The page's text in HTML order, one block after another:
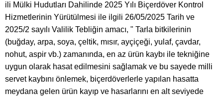
ili Mülki Hudutları Dahilinde 2025 Yılı Biçerdöver Kontrol
Hizmetlerinin Yürütülmesi ile ilgili 26/05/2025 Tarih ve
2025/2 sayılı Valilik Tebliğin amacı, " Tarla bitkilerinin
(buğday, arpa, soya, çeltik, mısır, ayçiçeği, yulaf, çavdar,
nohut, aspir vb.) zamanında, en az ürün kaybı ile tekniğine
uygun olarak hasat edilmesini sağlamak ve bu sayede milli
servet kaybını önlemek, biçerdöverlerle yapılan hasatta
meydana gelen ürün kayıp ve hasarlarını en alt seviyede